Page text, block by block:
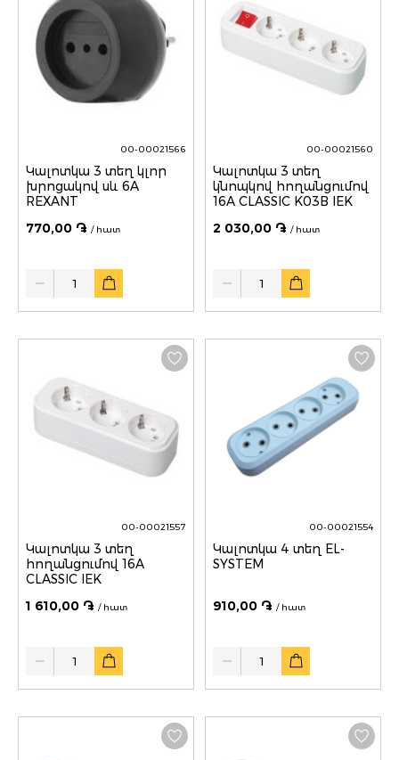
00-00021566
Կալոտկա 3 տեղ կլոր
խրոցակով սև 6A
REXANT
770,00 ֏ / հատ
Quantity
00-00021560
Կալոտկա 3 տեղ
կնոպկով հողանցումով
16A CLASSIC K03B IEK
2 030,00 ֏ / հատ
Quantity
00-00021557
Կալոտկա 3 տեղ
հողանցումով 16A
CLASSIC IEK
1 610,00 ֏ / հատ
Quantity
00-00021554
Կալոտկա 4 տեղ EL-
SYSTEM
910,00 ֏ / հատ
Quantity